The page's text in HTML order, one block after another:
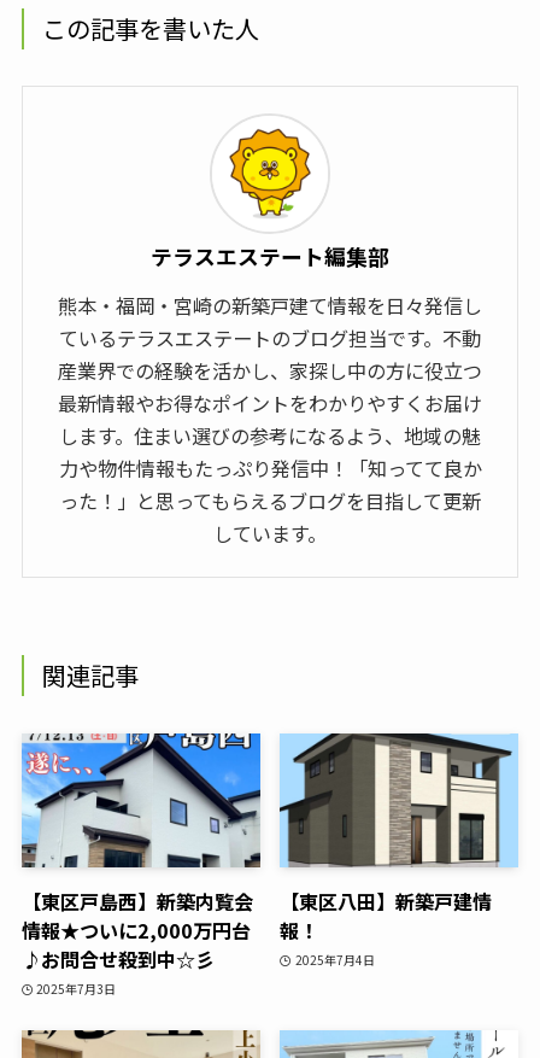
この記事を書いた人
テラスエステート編集部
熊本・福岡・宮崎の新築戸建て情報を日々発信し
ているテラスエステートのブログ担当です。不動
産業界での経験を活かし、家探し中の方に役立つ
最新情報やお得なポイントをわかりやすくお届け
します。住まい選びの参考になるよう、地域の魅
力や物件情報もたっぷり発信中！「知ってて良か
った！」と思ってもらえるブログを目指して更新
しています。
関連記事
【東区戸島西】新築内覧会
情報★ついに2,000万円台
♪お問合せ殺到中☆彡
2025年7月3日
【東区八田】新築戸建情
報！
2025年7月4日